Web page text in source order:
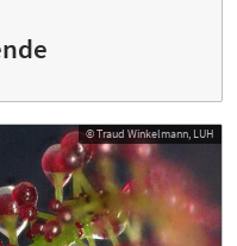
© Traud Winkelmann, LUH